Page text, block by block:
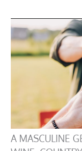
A MASCULINE